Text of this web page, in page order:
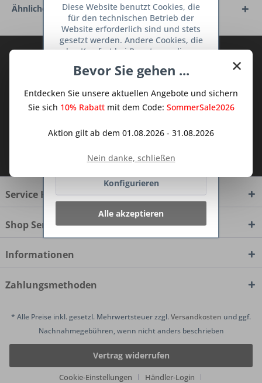
Ähnliche Artikel
Abonnieren Sie den kostenlosen Deine
TraumKüche Newsletter und verpassen
Sie keine Neuigkeit oder Aktion mehr aus
dem Traum Küchen - Shop.
zur Kenntnis genommen.
Service Hotline
Shop Service
Informationen
Zahlungsmethoden
* Alle Preise inkl. gesetzl. Mehrwertsteuer zzgl.Versandkosten und ggf.
Nachnahmegebühren, wenn nicht anders beschrieben
Vertrag widerrufen
Cookie-Einstellungen
Händler-Login
×
Bevor Sie gehen ...
Entdecken Sie unsere aktuellen Angebote und sichern
Sie sich 10% Rabattmit dem Code: SommerSale2026
Aktion gilt ab dem 01.08.2026 - 31.08.2026
Nein danke, schließen
Diese Website benutzt Cookies, die
für den technischen Betrieb der
Website erforderlich sind und stets
gesetzt werden. Andere Cookies, die
den Komfort bei Benutzung dieser
dienen oder die Interaktion mit
Netzwerken vereinfachen sollen,
werden nur mit Ihrer Zustimmung
Ablehnen
Konfigurieren
Alle akzeptieren